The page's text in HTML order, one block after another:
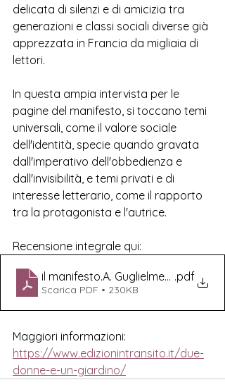
delicata di silenzi e di amicizia tra
generazioni e classi sociali diverse già
apprezzata in Francia da migliaia di
lettori.
In questa ampia intervista per le
pagine del manifesto, si toccano temi
universali, come il valore sociale
dell'identità, specie quando gravata
dall'imperativo dell'obbedienza e
dall'invisibilità, e temi privati e di
interesse letterario, come il rapporto
tra la protagonista e l'autrice.
Recensione integrale qui:
il manifesto.A. Guglielmetti.Due
.pdf
Scarica PDF • 230KB
Maggiori informazioni:
https://www.edizionintransito.it/due-
donne-e-un-giardino/